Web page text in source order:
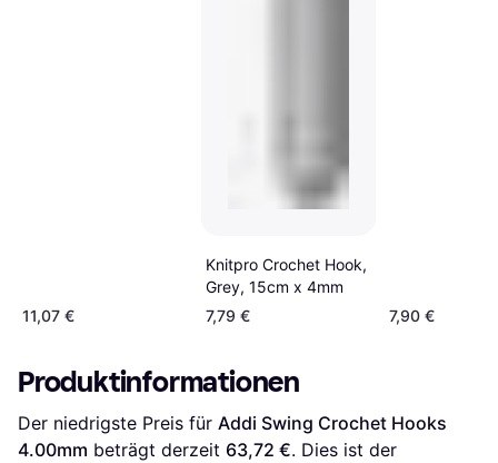
11,07 €
Knitpro Crochet Hook,
Grey, 15cm x 4mm
7,79 €
7,90 €
Produktinformationen
Der niedrigste Preis für Addi Swing Crochet Hooks
4.00mm beträgt derzeit 63,72 €. Dies ist der